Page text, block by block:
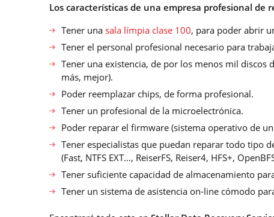
Los características de una empresa profesional de
Tener una sala límpia clase 100, para poder abrir
Tener el personal profesional necesario para
Tener una existencia, de por los menos mil discos
más, mejor).
Poder reemplazar chips, de forma profesional.
Tener un profesional de la microelectrónica.
Poder reparar el firmware (sistema operativo de
Tener especialistas que puedan reparar todo tipo
(Fast, NTFS EXT…, ReiserFS, Reiser4, HFS+,
Tener suficiente capacidad de almacenamiento
Tener un sistema de asistencia on-line cómodo